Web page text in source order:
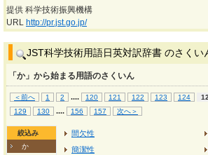
提供 科学技術振興機構
URL http://pr.jst.go.jp/
JST科学技術用語日英対訳辞書 のさくい
「か」から始まる用語のさくいん
＜前へ 1 2 .... 120 121 122 123 124
129
130 .... 156 157 次へ＞
絞込み
か
間欠性
簡潔性